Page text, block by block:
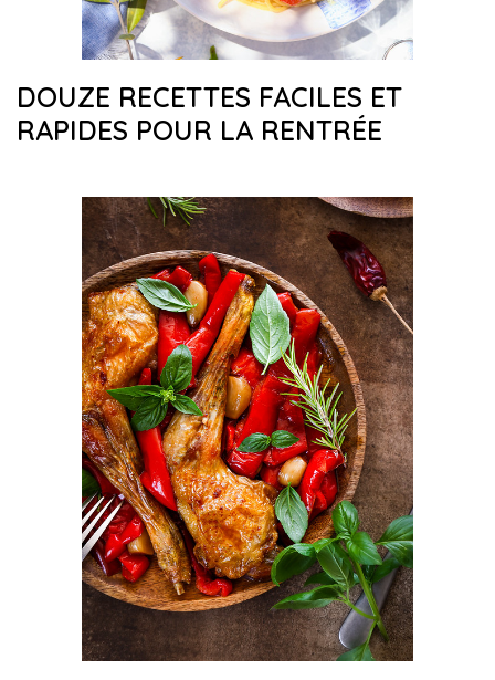
DOUZE RECETTES FACILES ET
RAPIDES POUR LA RENTRÉE